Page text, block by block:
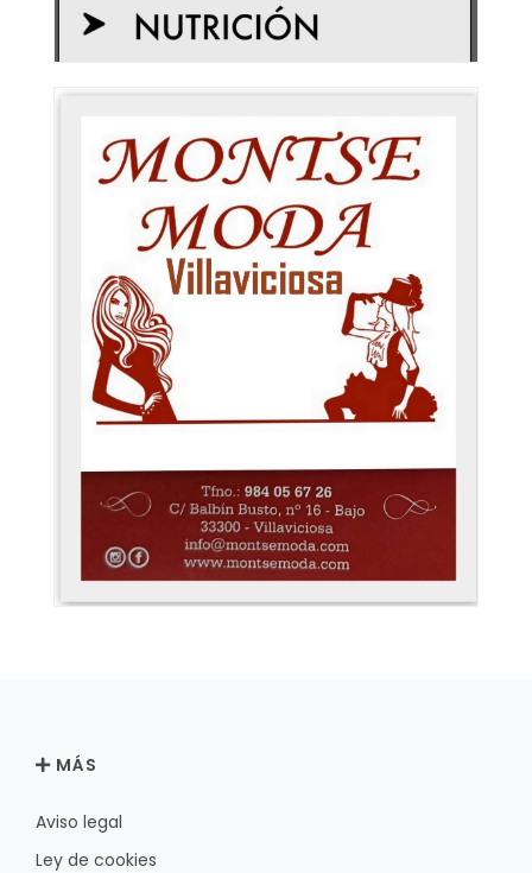
MÁS
Aviso legal
Ley de cookies